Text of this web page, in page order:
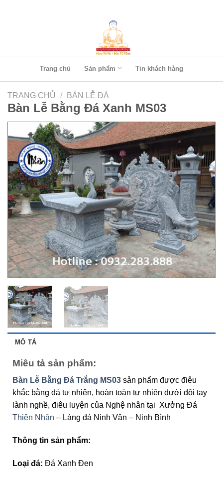
Trang chủ Sản phẩm Tin khách hàng
TRANG CHỦ / BÀN LỄ ĐÁ
Bàn Lễ Bằng Đá Xanh MS03
MÔ TẢ
Miêu tả sản phẩm:
Bàn Lễ Bằng Đá Trắng MS03 sản phẩm được điêu
khắc bằng đá tự nhiên, hoàn toàn tự nhiên dưới đôi tay
lành nghề, điêu luyện của Nghệ nhân tại Xưởng Đá
Thiện Nhân – Làng đá Ninh Vân – Ninh Bình
Thông tin sản phẩm:
Loại đá: Đá Xanh Đen